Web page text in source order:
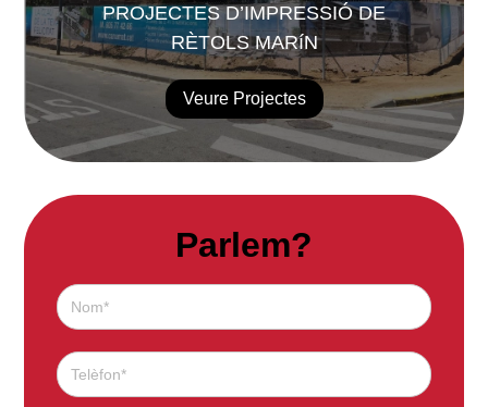
PROJECTES D’IMPRESSIÓ DE
RÈTOLS MARíN
Veure Projectes
Parlem?